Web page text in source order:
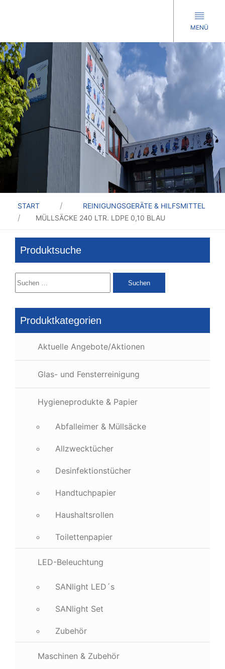
MENÜ
START
REINIGUNGSGERÄTE & HILFSMITTEL
MÜLLSÄCKE 240 LTR. LDPE 0,10 BLAU
Produktsuche
Suchen
nach:
Produktkategorien
Aktuelle Angebote/Aktionen
Glas- und Fensterreinigung
Hygieneprodukte & Papier
Abfalleimer & Müllsäcke
Allzwecktücher
Desinfektionstücher
Handtuchpapier
Haushaltsrollen
Toilettenpapier
LED-Beleuchtung
SANlight LED´s
SANlight Set
Zubehör
Maschinen & Zubehör